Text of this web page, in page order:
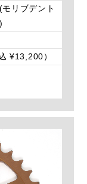
リブデント
¥13,200）